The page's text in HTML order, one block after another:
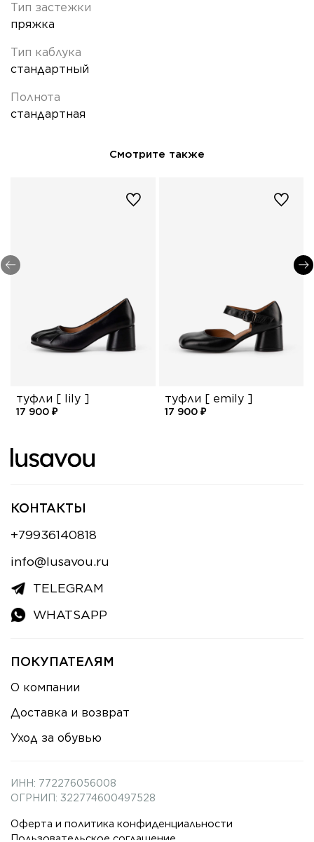
Тип застежки
пряжка
Тип каблука
стандартный
Полнота
стандартная
Смотрите также
туфли [ lily ]
17 900 ₽
туфли [ emily ]
17 900 ₽
ПОКУПАТЕЛЯМ
О компании
Доставка и возврат
Уход за обувью
КОНТАКТЫ
+79936140818
info@lusavou.ru
TELEGRAM
WHATSAPP
ИНН: 772276056008
ОГРНИП: 322774600497528
Оферта и политика конфиденциальности
Пользовательское соглашение